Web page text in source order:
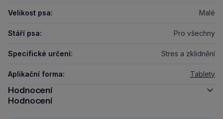
Velikost psa: Malé
Stáří psa: Pro všechny
Specifické určení: Stres a zklidnění
Aplikační forma: Tablety
Hodnocení
Hodnocení